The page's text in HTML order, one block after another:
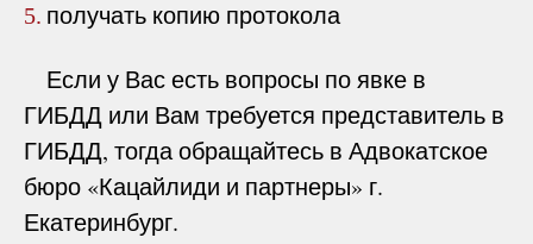
5. получать копию протокола
Если у Вас есть вопросы по явке в
ГИБДД или Вам требуется представитель в
ГИБДД, тогда обращайтесь в Адвокатское
бюро «Кацайлиди и партнеры» г.
Екатеринбург.